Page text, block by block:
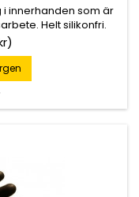
innerhanden som är
Helt silikonfri.